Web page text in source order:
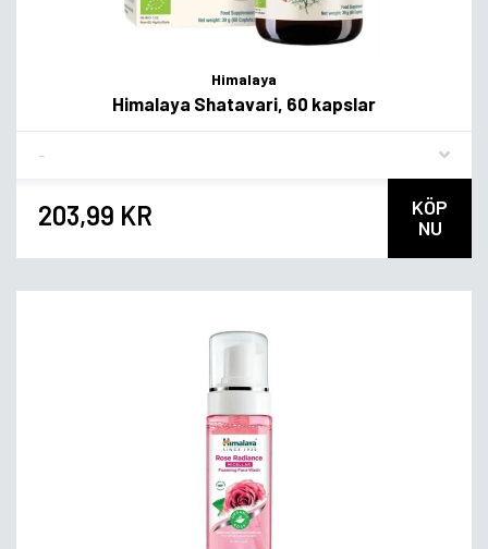
Himalaya
Himalaya Shatavari, 60 kapslar
203,99 KR
KÖP
NU